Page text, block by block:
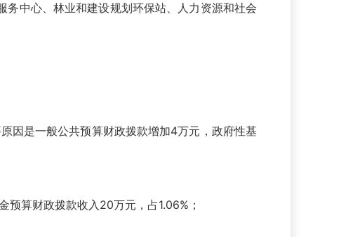
中心、林业和建设规划环保站、人力资源和社会
因是一般公共预算财政拨款增加4万元，政府性基
算财政拨款收入20万元，占1.06%；